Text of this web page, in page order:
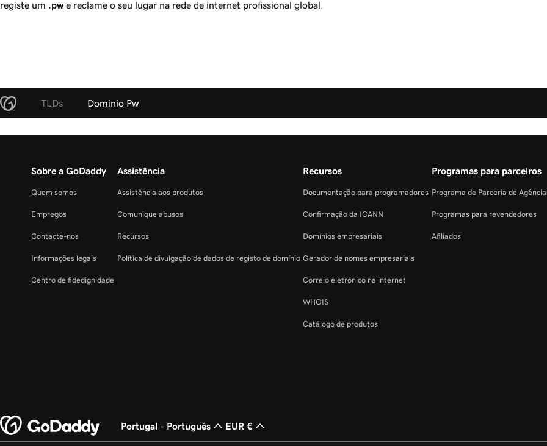
registe um .pwe reclame o seu lugar na rede de internet profissional global.
TLDs Dominio Pw
Sobre a GoDaddy
Quem somos
Empregos
Contacte-nos
Informações legais
Centro de fidedignidade
Assistência
Assistência aos produtos
Comunique abusos
Recursos
Política de divulgação de dados de registo de domínio
Recursos
Documentação para programadores
Confirmação da ICANN
Domínios empresariais
Gerador de nomes empresariais
Correio eletrónico na internet
WHOIS
Catálogo de produtos
Programas para parceiros
Programa de Parceria de
Programas para revendedores
Afiliados
Portugal - Português EUR €